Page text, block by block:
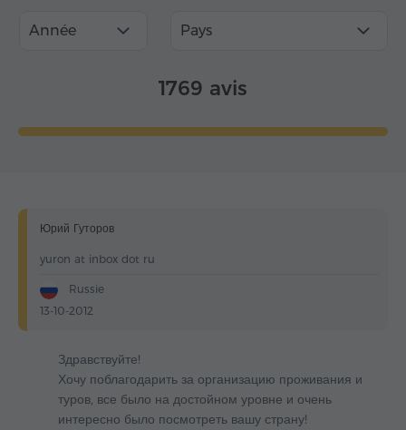
Année Pays
1769 avis
Юрий Гуторов
yuron at inbox dot ru
Russie
13-10-2012
Здравствуйте!
Хочу поблагодарить за организацию проживания и
туров, все было на достойном уровне и очень
интересно было посмотреть вашу страну!